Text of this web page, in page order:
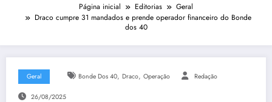
Página inicial Editorias
Geral
Draco cumpre 31 mandados e prende operador financeiro do Bonde
dos 40
Geral Bonde Dos 40, Draco, Operação Redação
26/08/2025